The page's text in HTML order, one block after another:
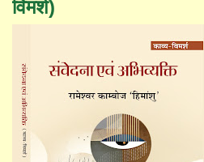
विमर्श)